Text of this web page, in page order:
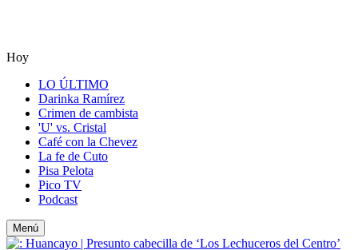
Hoy
LO ÚLTIMO
Darinka Ramírez
Crimen de cambista
'U' vs. Cristal
Café con la Chevez
La fe de Cuto
Pisa Pelota
Pico TV
Podcast
Menú